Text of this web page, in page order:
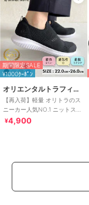
期間限定SALE
¥1000ｸｰﾎﾟﾝ
オリエンタルトラフィック
【再入荷】軽量 オリトラのス
ニーカー人気NO.1 ニットスニ
ーカー スリッポン /3709
¥4,900